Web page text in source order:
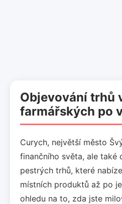
Objevování trhů
farmářských po
Curych, největší město
finančního světa, ale také
pestrých trhů, které
místních produktů až po
ohledu na to, zda jste